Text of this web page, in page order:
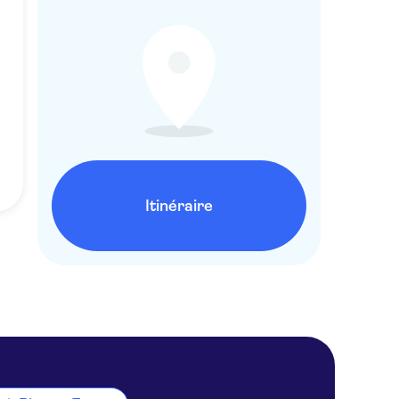
Itinéraire